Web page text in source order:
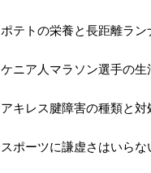
ポテトの栄養と長距離ラ
ケニア人マラソン選手の
アキレス腱障害の種類と
スポーツに謙虚さはいらな